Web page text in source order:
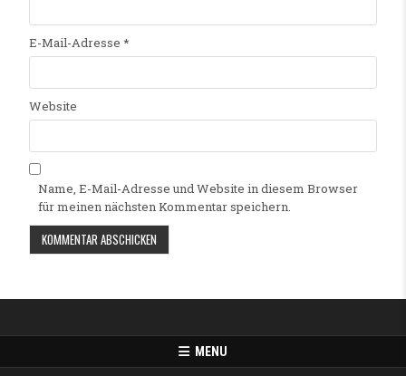
E-Mail-Adresse *
Website
Name, E-Mail-Adresse und Website in diesem Browser
für meinen nächsten Kommentar speichern.
MENU